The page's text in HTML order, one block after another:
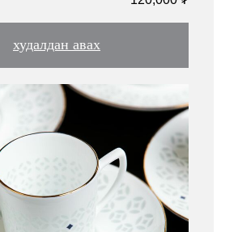
худалдан авах